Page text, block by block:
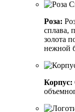
Роза:
сплава,
золота
нежной
Корпус: